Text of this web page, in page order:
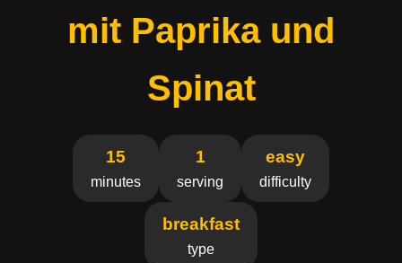
mit Paprika und
Spinat
15
minutes
1
serving
easy
difficulty
breakfast
type